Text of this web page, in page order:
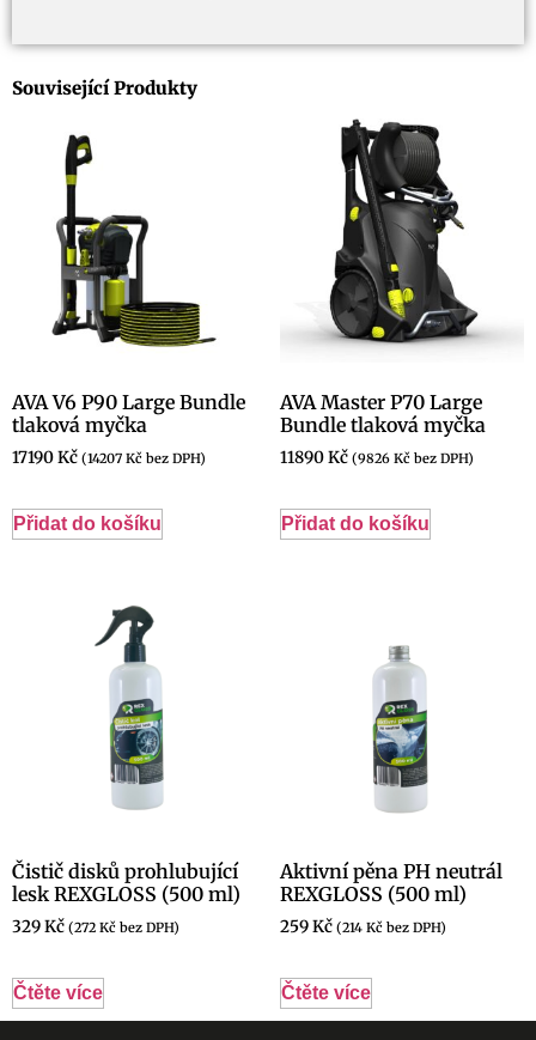
Související Produkty
AVA V6 P90 Large Bundle
tlaková myčka
17190Kč (14207 Kč bez DPH)
Přidat do košíku
AVA Master P70 Large
Bundle tlaková myčka
11890Kč (9826 Kč bez DPH)
Přidat do košíku
Čistič disků prohlubující
lesk REXGLOSS (500 ml)
329Kč (272 Kč bez DPH)
Čtěte více
Aktivní pěna PH neutrál
REXGLOSS (500 ml)
259Kč (214 Kč bez DPH)
Čtěte více